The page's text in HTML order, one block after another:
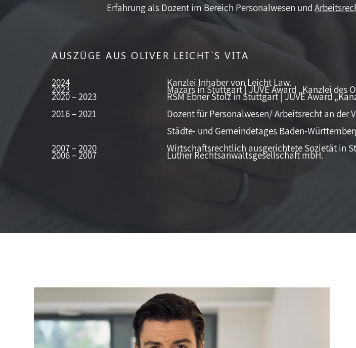
Erfahrung als Dozent im Bereich Personalwesen und
AUSZÜGE AUS OLIVER LEICHT`S VITA
2024 Kanzlei Inhaber von Leicht Law.
2023 Mazars in Stuttgart | JUVE Award „Kanzlei des
2020 – 2023
RSM Ebner Stolz in Stuttgart | JUVE Award
2016 – 2021
Dozent für Personalwesen/ Arbeitsrecht an
Städte- und Gemeindetages Baden-
2007 – 2020
Wirtschaftsrechtlich ausgerichtete Sozietät in
2006 – 2007 Luther Rechtsanwaltsgesellschaft mbH.